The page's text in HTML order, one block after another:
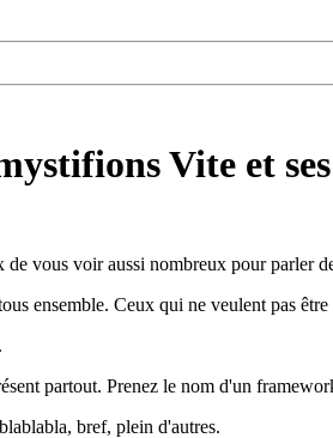
Vite et
vous voir aussi nombreux pour parler
ensemble. Ceux qui ne veulent pas
partout. Prenez le nom d'un
bref, plein d'autres.